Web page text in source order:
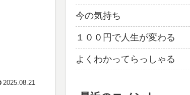
2025.08.21
今の気持ち
１００円で人生が変わる
よくわかってらっしゃる